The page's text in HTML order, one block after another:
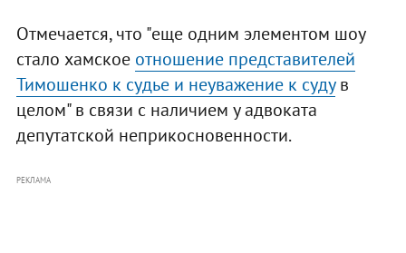
Отмечается, что "еще одним элементом шоу
стало хамское отношение представителей
Тимошенко к судье и неуважение к судув
целом" в связи с наличием у адвоката
депутатской неприкосновенности.
РЕКЛАМА